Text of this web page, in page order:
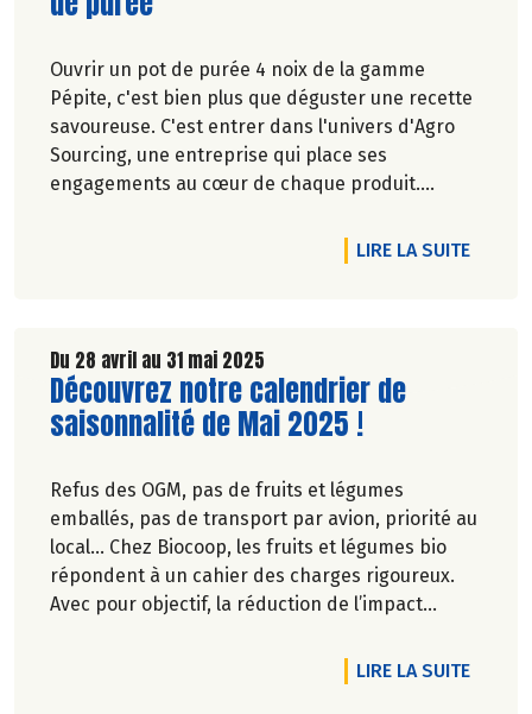
Ouvrir un pot de purée 4 noix de la gamme
Pépite, c'est bien plus que déguster une recette
savoureuse. C'est entrer dans l'univers d'Agro
Sourcing, une entreprise qui place ses
engagements au cœur de chaque produit.
LIRE LA SUITEDE
Du 28 avril au 31 mai 2025
Lire la suite de l'article
Découvrez notre calendrier de
saisonnalité de Mai 2025 !
Refus des OGM, pas de fruits et légumes
emballés, pas de transport par avion, priorité au
local… Chez Biocoop, les fruits et légumes bio
répondent à un cahier des charges rigoureux.
Avec pour objectif, la réduction de l’impact
l’environnement. Parce que manger des produits
de qualité rime avec respect de la saisonnalité,
LIRE LA SUITEDE